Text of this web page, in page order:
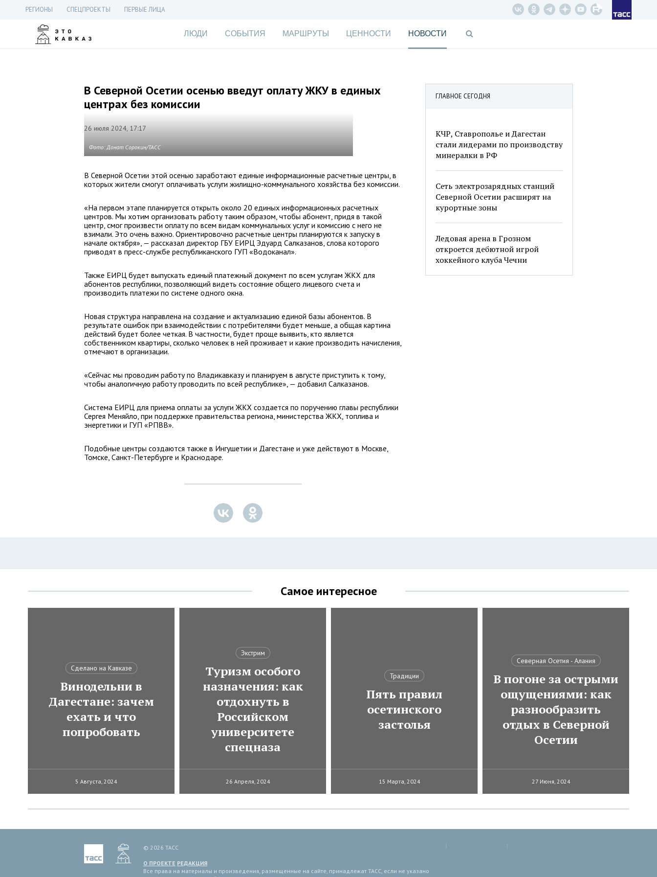
РЕГИОНЫ СПЕЦПРОЕКТЫ ПЕРВЫЕ ЛИЦА
ЛЮДИ СОБЫТИЯ МАРШРУТЫ ЦЕННОСТИ НОВОСТИ
ГЛАВНОЕ СЕГОДНЯ
КЧР, Ставрополье и Дагестан
стали лидерами по производству
минералки в РФ
Сеть электрозарядных станций
Северной Осетии расширят на
курортные зоны
Ледовая арена в Грозном
откроется дебютной игрой
хоккейного клуба Чечни
В Северной Осетии осенью введут оплату ЖКУ в единых
центрах без комиссии
26 июля 2024, 17:17
Фото: Донат Сорокин/ТАСС
В Северной Осетии этой осенью заработают единые информационные расчетные центры, в
которых жители смогут оплачивать услуги жилищно-коммунального хоязйства без комиссии.
«На первом этапе планируется открыть около 20 единых информационных расчетных
центров. Мы хотим организовать работу таким образом, чтобы абонент, придя в такой
центр, смог произвести оплату по всем видам коммунальных услуг и комиссию с него не
взимали. Это очень важно. Ориентировочно расчетные центры планируются к запуску в
начале октября», — рассказал директор ГБУ ЕИРЦ Эдуард Салказанов, слова которого
приводят в пресс-службе республиканского ГУП «Водоканал».
Также ЕИРЦ будет выпускать единый платежный документ по всем услугам ЖКХ для
абонентов республики, позволяющий видеть состояние общего лицевого счета и
производить платежи по системе одного окна.
Новая структура направлена на создание и актуализацию единой базы абонентов. В
результате ошибок при взаимодействии с потребителями будет меньше, а общая картина
действий будет более четкая. В частности, будет проще выявить, кто является
собственником квартиры, сколько человек в ней проживает и какие производить начисления,
отмечают в организации.
«Сейчас мы проводим работу по Владикавказу и планируем в августе приступить к тому,
чтобы аналогичную работу проводить по всей республике», — добавил Салказанов.
Система ЕИРЦ для приема оплаты за услуги ЖКХ создается по поручению главы республики
Сергея Меняйло, при поддержке правительства региона, министерства ЖКХ, топлива и
энергетики и ГУП «РПВВ».
Подобные центры создаются также в Ингушетии и Дагестане и уже действуют в Москве,
Томске, Санкт-Петербурге и Краснодаре.
Самое интересное
Сделано на Кавказе
Винодельни в
Дагестане: зачем
ехать и что
попробовать
5 Августа, 2024
Экстрим
Туризм особого
назначения: как
отдохнуть в
Российском
университете
спецназа
26 Апреля, 2024
Традиции
Пять правил
осетинского
застолья
15 Марта, 2024
Северная Осетия - Алания
В погоне за острыми
ощущениями: как
разнообразить
отдых в Северной
Осетии
27 Июня, 2024
© 2026 ТАСС
О ПРОЕКТЕ РЕДАКЦИЯ
Все права на материалы и произведения, размещенные на сайте, принадлежат ТАСС, если не указано